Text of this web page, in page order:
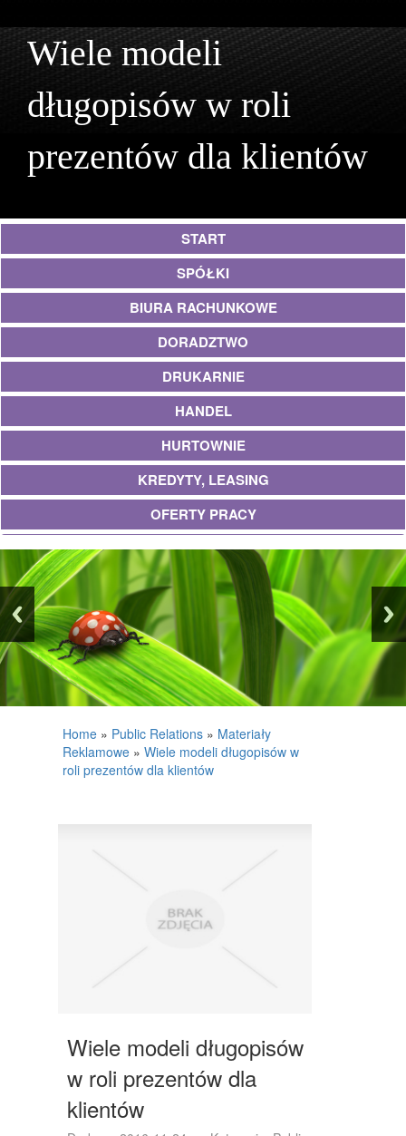
Wiele modeli
długopisów w roli
prezentów dla klientów
START
SPÓŁKI
BIURA RACHUNKOWE
DORADZTWO
DRUKARNIE
HANDEL
HURTOWNIE
KREDYTY, LEASING
OFERTY PRACY
UBEZPIECZENIA
EKOLOGIA
BANKI, PRZELEWY, WALUTY, KANTORY
WYKOŃCZENIA
PROJEKTOWANIE
MATERIAŁY BUDOWLANE
DOMY, MIESZKANIA
KURSY I SZKOLENIA
Home » Public Relations » Materiały
Reklamowe » Wiele modeli długopisów w
roli prezentów dla klientów
Wiele modeli długopisów
w roli prezentów dla
klientów